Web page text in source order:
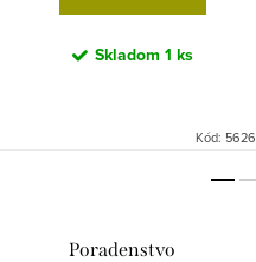
Skladom 1 ks
Kód: 5626
Poradenstvo